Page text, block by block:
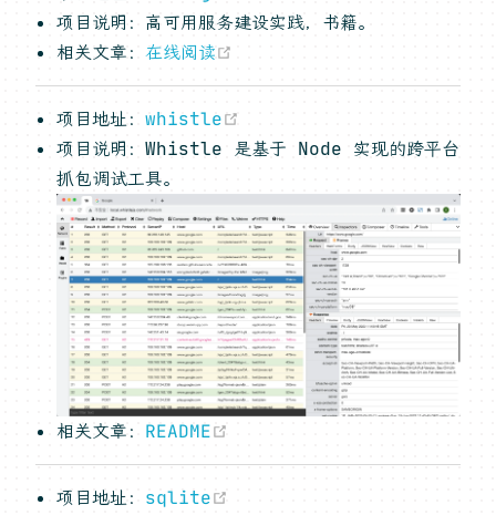
项目说明：高可用服务建设实践，书籍。
相关文章：在线阅读
项目地址：whistle
项目说明：Whistle 是基于 Node 实现的跨平台
抓包调试工具。
相关文章： README
项目地址： sqlite